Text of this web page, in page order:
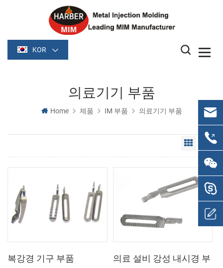
KOR
의료기기 부품
Home 제품 IM 부품 의료기기 부품
Grid
복강경 기구 부품
의료 설비 강성 내시경 부